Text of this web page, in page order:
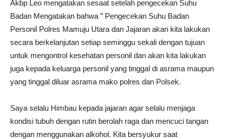
Akbp Leo mengatakan sesaat setelah pengecekan Suhu
Badan Mengatakan bahwa ” Pengecekan Suhu Badan
Personil Polres Mamuju Utara dan Jajaran akan kita lakukan
secara berkelanjutan setiap seminggu sekali dengan tujuan
untuk mengontrol kesehatan personil dan akan kita lakukan
juga kepada keluarga personil yang tinggal di asrama maupun
yang tinggal diluar asrama mako polres dan Polsek.
Saya selalu Himbau kepada jajaran agar selalu menjaga
kondisi tubuh dengan rutin berolah raga dan mencuci tangan
dengan menggunakan alkohol. Kita bersyukur saat